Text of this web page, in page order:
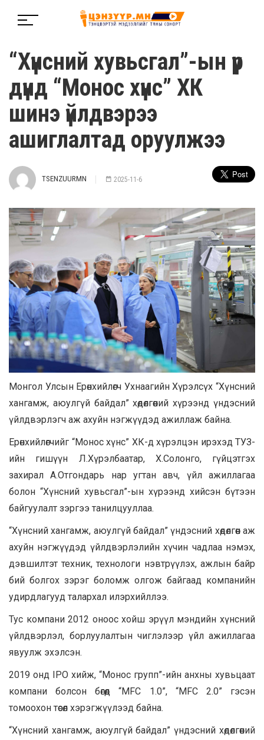
“Хүнсний хувьсгал”-ын үр
дүнд “Монос хүнс” ХК
шинэ үйлдвэрээ
ашиглалтад оруулжээ
TSENZUURMN 2025-11-6
Монгол Улсын Ерөнхийлөгч Ухнаагийн Хүрэлсүх “Хүнсний
хангамж, аюулгүй байдал” хөдөлгөөний хүрээнд үндэсний
үйлдвэрлэгч аж ахуйн нэгжүүдэд ажиллаж байна.
Ерөнхийлөгчийг “Монос хүнс” ХК-д хүрэлцэн ирэхэд ТУЗ-
ийн гишүүн Л.Хүрэлбаатар, Х.Солонго, гүйцэтгэх
захирал А.Отгондарь нар угтан авч, үйл ажиллагаа
болон “Хүнсний хувьсгал”-ын хүрээнд хийсэн бүтээн
байгуулалт зэргээ танилцууллаа.
“Хүнсний хангамж, аюулгүй байдал” үндэсний хөдөлгөөн аж
ахуйн нэгжүүдэд үйлдвэрлэлийн хүчин чадлаа нэмэх,
дэвшилтэт техник, технологи нэвтрүүлэх, ажлын байр
бий болгох зэрэг боломж олгож байгаад компанийн
удирдлагууд талархал илэрхийллээ.
Тус компани 2012 оноос хойш эрүүл мэндийн хүнсний
үйлдвэрлэл, борлуулалтын чиглэлээр үйл ажиллагаа
явуулж эхэлсэн.
2019 онд IPO хийж, “Монос групп”-ийн анхны хувьцаат
компани болсон бөгөөд “MFC 1.0”, “MFC 2.0” гэсэн
томоохон төсөл хэрэгжүүлээд байна.
“Хүнсний хангамж, аюулгүй байдал” үндэсний хөдөлгөөний